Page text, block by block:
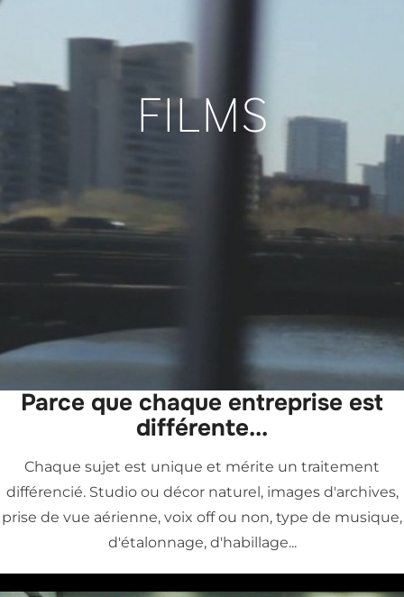
FILMS
Parce que chaque entreprise est
différente...
Chaque sujet est unique et mérite un traitement
différencié. Studio ou décor naturel, images d'archives,
prise de vue aérienne, voix off ou non, type de musique,
d'étalonnage, d'habillage...